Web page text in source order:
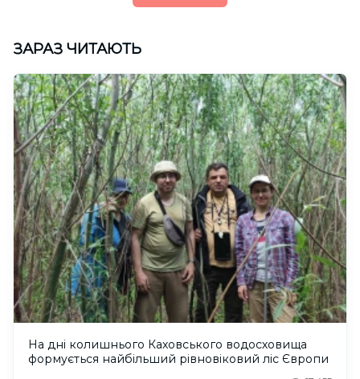
ЗАРАЗ ЧИТАЮТЬ
На дні колишнього Каховського водосховища
формується найбільший рівновіковий ліс Європи